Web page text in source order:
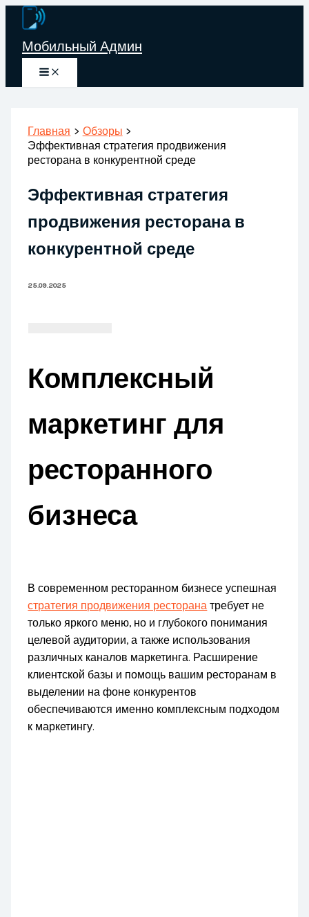
Перейти
содержимому
Мобильный Админ
Главная
Обзоры
Эффективная стратегия продвижения
ресторана в конкурентной среде
Эффективная стратегия
продвижения ресторана в
конкурентной среде
25.09.2025
Комплексный
маркетинг для
ресторанного
бизнеса
В современном ресторанном бизнесе успешная
стратегия продвижения ресторана требует не
только яркого меню, но и глубокого понимания
целевой аудитории, а также использования
различных каналов маркетинга. Расширение
клиентской базы и помощь вашим ресторанам в
выделении на фоне конкурентов
обеспечиваются именно комплексным подходом
к маркетингу.